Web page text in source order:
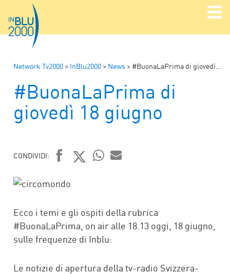
Network Tv2000 > InBlu2000 > News > #BuonaLaPrima di giovedì 18 giugno
#BuonaLaPrima di
giovedì 18 giugno
CONDIVIDI:
FACEBOOK
Ecco i temi e gli ospiti della rubrica
#BuonaLaPrima, on air alle 18.13 oggi, 18 giugno,
sulle frequenze di Inblu:
Le notizie di apertura della tv-radio Svizzera-